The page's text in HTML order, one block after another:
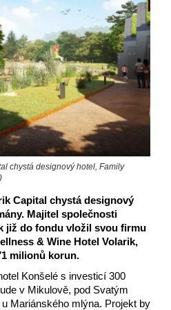
chystá designový hotel, Family
Capital chystá designový
Majitel společnosti
již do fondu vložil svou firmu
& Wine Hotel Volarik,
milionů korun.
Konšelé s investicí 300
v Mikulově, pod Svatým
Mariánského mlýna. Projekt by